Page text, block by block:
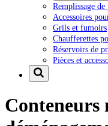
Remplissage de
Accessoires
Grils et fumoirs
Chaufferettes
Réservoirs de
Pièces et
Conteneurs